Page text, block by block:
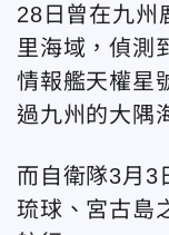
28日曾在九州
里海域，偵測
情報艦天權星
過九州的大隅
而自衛隊3月3
琉球、宮古島